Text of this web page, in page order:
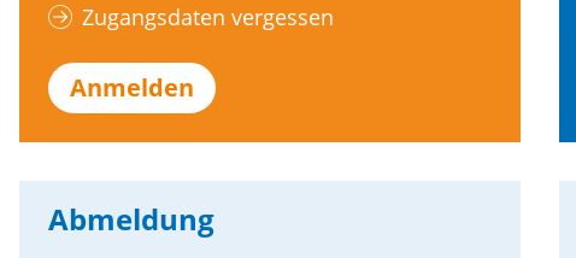
Zugangsdaten vergessen
Anmelden
Abmeldung